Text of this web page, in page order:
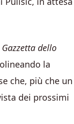
Gazzetta dello
la
che, più che un
dei prossimi